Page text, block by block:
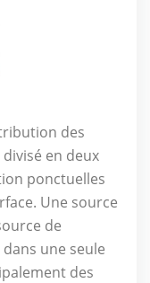
des
en deux
ponctuelles
Une source
de
une seule
des